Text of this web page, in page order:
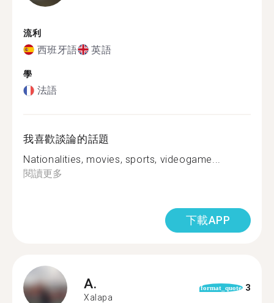
流利
西班牙語 英語
學
法語
我喜歡談論的話題
Nationalities, movies, sports, videogame...
閱讀更多
下載APP
A.
Xalapa
format_quote 3